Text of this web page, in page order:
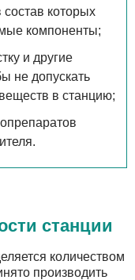
которых
компоненты;
и другие
не допускать
в станцию;
станции
количеством
производить